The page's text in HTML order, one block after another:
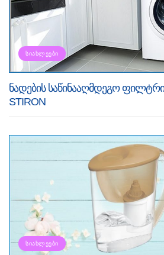
ᲡᲘᲐᲮᲚᲔᲔᲑᲘ
ნადების საწინააღმდეგო
STIRON
ᲡᲘᲐᲮᲚᲔᲔᲑᲘ